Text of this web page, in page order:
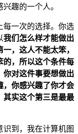
趣的一个人。
一次的选择。你选
我们怎么样才能做出
，这人不能太笨，
的，所以这个条件每
你对这件事要想做出
，你感兴趣了你才会
其实这个第三是最最
到，我在计算机图